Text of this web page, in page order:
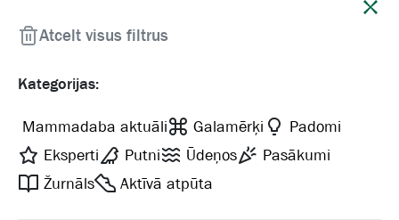
Kategorijas:
Mammadaba aktuāli Galamērķi
Padomi
Eksperti
Putni Ūdeņos
Pasākumi
Žurnāls
Aktīvā atpūta
Atcelt visus filtrus